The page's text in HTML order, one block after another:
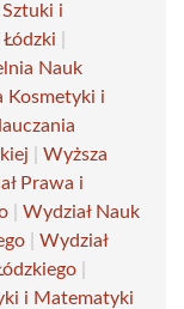
Sztuki i
Nauk
Kosmetyki i
Wyższa
Prawa i
Wydział Nauk
Wydział
i Matematyki